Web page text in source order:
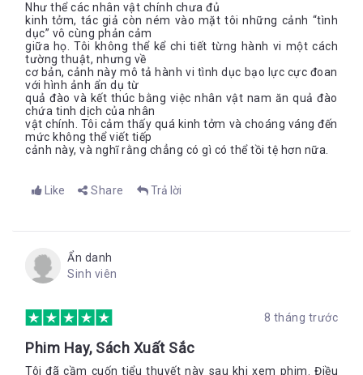
Như thể các nhân vật chính chưa đủ
kinh tởm, tác giả còn ném vào mặt tôi những cảnh “tình
dục” vô cùng phản cảm
giữa họ. Tôi không thể kể chi tiết từng hành vi một cách
tường thuật, nhưng về
cơ bản, cảnh này mô tả hành vi tình dục bạo lực cực đoan
với hình ảnh ẩn dụ từ
quả đào và kết thúc bằng việc nhân vật nam ăn quả đào
chứa tinh dịch của nhân
vật chính. Tôi cảm thấy quá kinh tởm và choáng váng đến
mức không thể viết tiếp
cảnh này, và nghĩ rằng chẳng có gì có thể tồi tệ hơn nữa.
Like Share Trả lời
Ẩn danh
Sinh viên
8 tháng trước
Phim Hay, Sách Xuất Sắc
Tôi đã cầm cuốn tiểu thuyết này sau khi xem phim. Điều